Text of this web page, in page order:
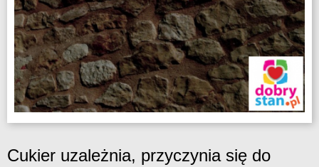
Cukier uzależnia, przyczynia się do